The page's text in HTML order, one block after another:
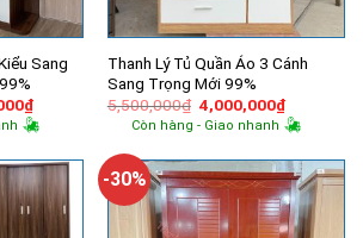
Sang
₫Giá
hiện
tại
9,100,000₫.
Thanh Lý Tủ Quần Áo 3 Cánh
Sang Trọng Mới 99%
5,500,000₫ Giá
gốc
là:
4,000,000₫Giá
hiện
tại
Còn hàng - Giao nhanh
-30%